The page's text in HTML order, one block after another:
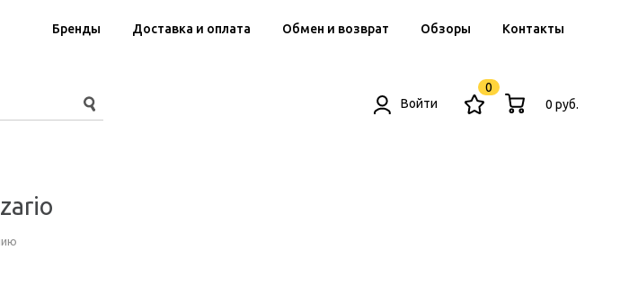
Бренды Доставка и оплата Обмен и возврат Обзоры Контакты
Войти
0
0 руб.